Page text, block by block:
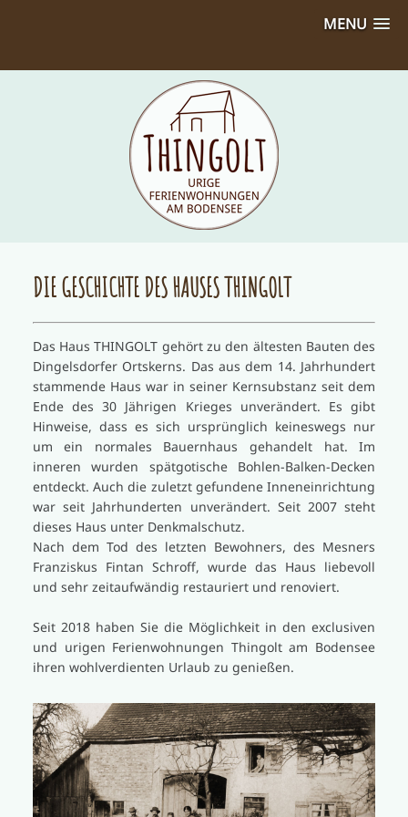
MENU
DIE GESCHICHTE DES HAUSES THINGOLT
Das Haus THINGOLT gehört zu den ältesten Bauten des
Dingelsdorfer Ortskerns. Das aus dem 14. Jahrhundert
stammende Haus war in seiner Kernsubstanz seit dem
Ende des 30 Jährigen Krieges unverändert. Es gibt
Hinweise, dass es sich ursprünglich keineswegs nur
um ein normales Bauernhaus gehandelt hat. Im
inneren wurden spätgotische Bohlen-Balken-Decken
entdeckt. Auch die zuletzt gefundene Inneneinrichtung
war seit Jahrhunderten unverändert. Seit 2007 steht
dieses Haus unter Denkmalschutz.
Nach dem Tod des letzten Bewohners, des Mesners
Franziskus Fintan Schroff, wurde das Haus liebevoll
und sehr zeitaufwändig restauriert und renoviert.
Seit 2018 haben Sie die Möglichkeit in den exclusiven
und urigen Ferienwohnungen Thingolt am Bodensee
ihren wohlverdienten Urlaub zu genießen.